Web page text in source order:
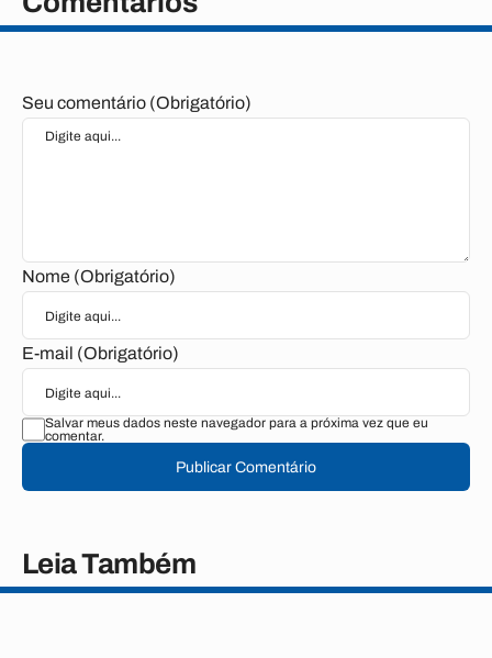
Seu comentário (Obrigatório)
Nome (Obrigatório)
E-mail (Obrigatório)
Salvar meus dados neste navegador para a próxima vez que eu
comentar.
Publicar Comentário
Leia Também